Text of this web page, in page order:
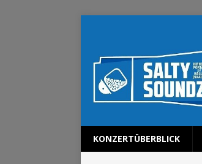
KONZERTÜBERBLICK